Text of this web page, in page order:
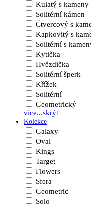
Kulatý s kameny
Solitérní kámen
Čtvercový s
Kapkovitý s
Solitérní s
Kytička
Hvězdička
Solitérní šperk
Křížek
Solitérní
Geometrický
více...skrýt
Kolekce
Galaxy
Oval
Kings
Target
Flowers
Sfera
Geometric
Solo